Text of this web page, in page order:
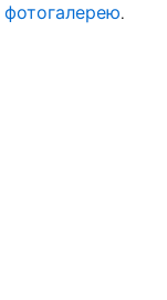
фотогалерею.